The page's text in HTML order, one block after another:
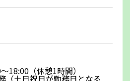
18:00（休憩1時間）
（土日祝日が勤務日となる